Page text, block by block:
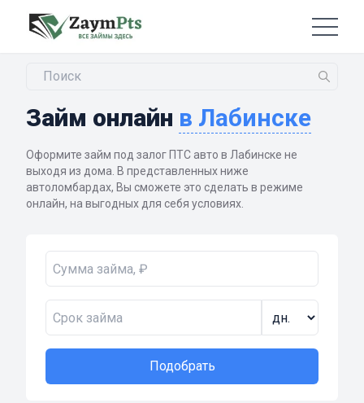
Займ онлайн в Лабинске
Оформите займ под залог ПТС авто в Лабинске не
выходя из дома. В представленных ниже
автоломбардах, Вы сможете это сделать в режиме
онлайн, на выгодных для себя условиях.
Подобрать